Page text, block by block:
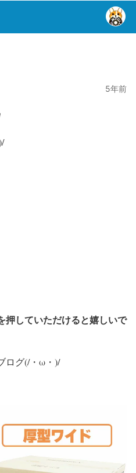
5年前
押していただけると嬉しいで
ログ(/・ω・)/